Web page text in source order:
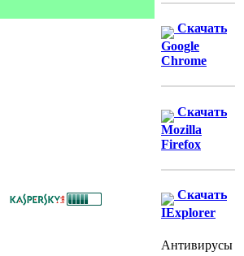
Скачать
Google
Chrome
Скачать
Mozilla
Firefox
Скачать
IExplorer
Антивирусы